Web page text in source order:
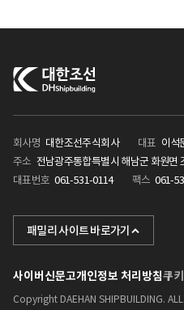
회사명 대한조선주식회사 대표 이석
주소 전남광주통합특별시 해남군 화원면
대표번호 061-531-0114 팩스 061-
패밀리 사이트 바로가기
KHI
케이조선
사이버신문고개인정보 처리방침쿠
Copyright DAEHAN SHIPBUILDING.